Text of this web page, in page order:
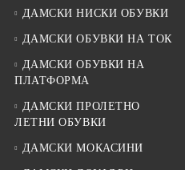
ДАМСКИ НИСКИ ОБУВКИ
ДАМСКИ ОБУВКИ НА ТОК
ДАМСКИ ОБУВКИ НА
ПЛАТФОРМА
ДАМСКИ ПРОЛЕТНО
ЛЕТНИ ОБУВКИ
ДАМСКИ МОКАСИНИ